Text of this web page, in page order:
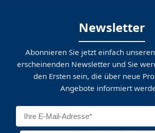
Newsletter
Abonnieren Sie jetzt einfach
erscheinenden Newsletter und Sie
den Ersten sein, die über neue
Angebote informiert